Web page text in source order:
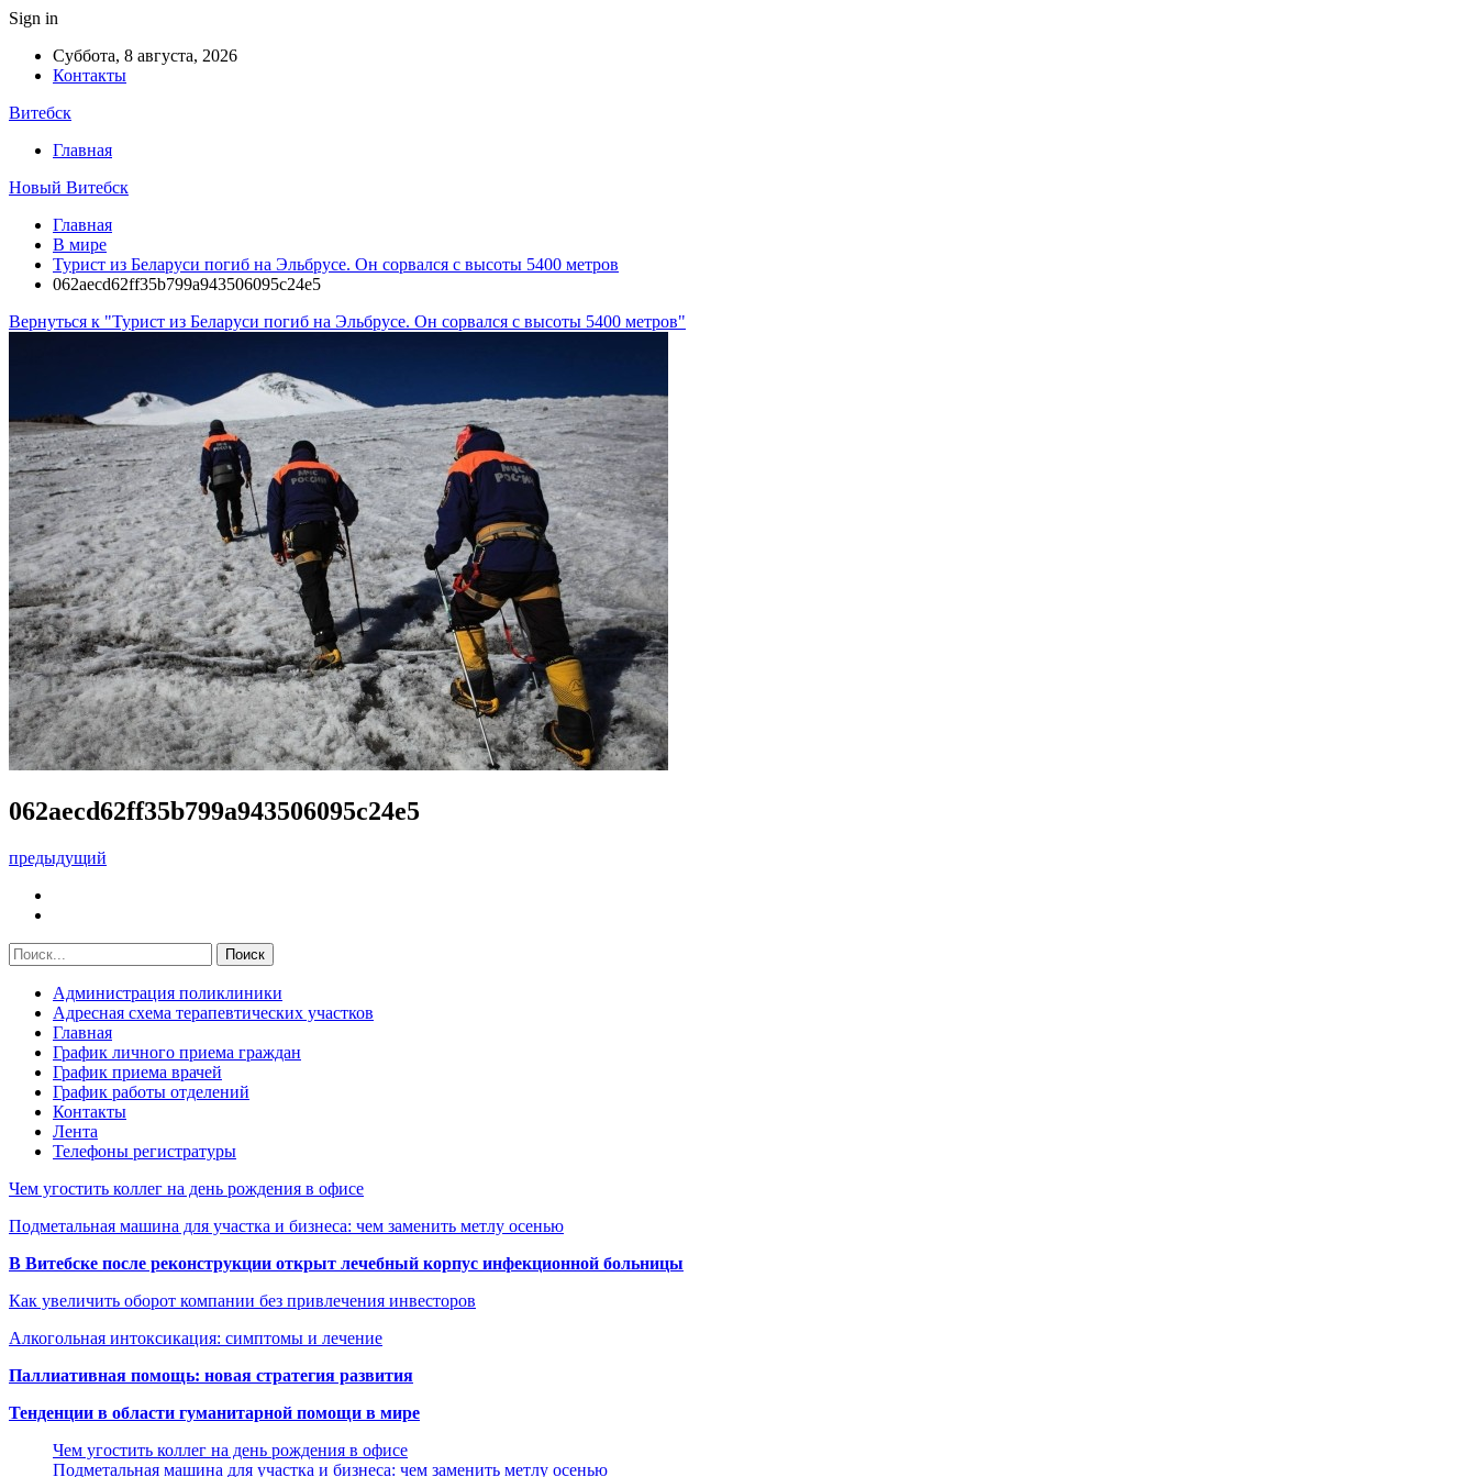
Sign in
Суббота, 8 августа, 2026
Контакты
Витебск
Главная
Новый Витебск
Главная
В мире
Турист из Беларуси погиб на Эльбрусе. Он сорвался с высоты 5400 метров
062aecd62ff35b799a943506095c24e5
Вернуться к "Турист из Беларуси погиб на Эльбрусе. Он сорвался с высоты 5400 метров"
062aecd62ff35b799a943506095c24e5
предыдущий
Администрация поликлиники
Адресная схема терапевтических участков
Главная
График личного приема граждан
График приема врачей
График работы отделений
Контакты
Лента
Телефоны регистратуры
Чем угостить коллег на день рождения в офисе
Подметальная машина для участка и бизнеса: чем заменить метлу осенью
В Витебске после реконструкции открыт лечебный корпус инфекционной больницы
Как увеличить оборот компании без привлечения инвесторов
Алкогольная интоксикация: симптомы и лечение
Паллиативная помощь: новая стратегия развития
Тенденции в области гуманитарной помощи в мире
Чем угостить коллег на день рождения в офисе
Подметальная машина для участка и бизнеса: чем заменить метлу осенью